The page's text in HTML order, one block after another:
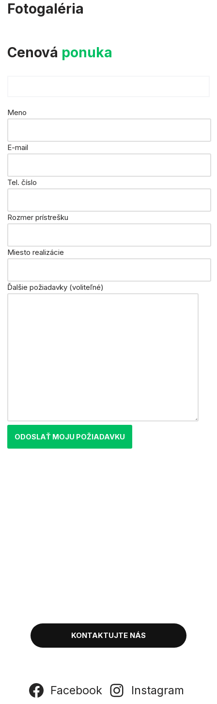
Fotogaléria
Cenová ponuka
Meno
E-mail
Tel. číslo
Rozmer prístrešku
Miesto realizácie
Ďalšie požiadavky (voliteľné)
KONTAKTUJTE NÁS
Facebook Instagram